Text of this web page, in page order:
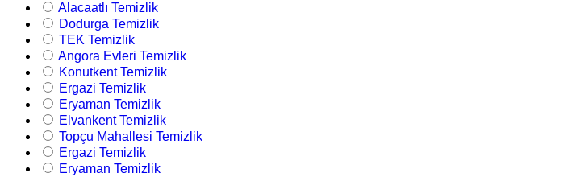
Alacaatlı Temizlik
Dodurga Temizlik
TEK Temizlik
Angora Evleri Temizlik
Konutkent Temizlik
Ergazi Temizlik
Eryaman Temizlik
Elvankent Temizlik
Topçu Mahallesi Temizlik
Ergazi Temizlik
Eryaman Temizlik